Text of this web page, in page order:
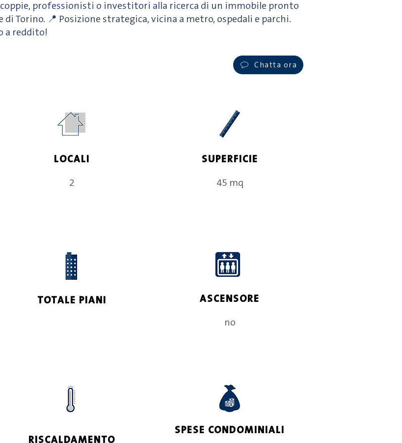
professionisti o investitori alla ricerca di un immobile pronto
di Torino. 📍 Posizione strategica, vicina a metro, ospedali e parchi.
a reddito!
LOCALI
2
TOTALE PIANI
RISCALDAMENTO
SUPERFICIE
45 mq
ASCENSORE
no
SPESE CONDOMINIALI
Chatta ora